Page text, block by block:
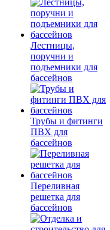
Лестницы,
поручни и
подъемники для
бассейнов
Трубы и фитинги
ПВХ для
бассейнов
Переливная
решетка для
бассейнов